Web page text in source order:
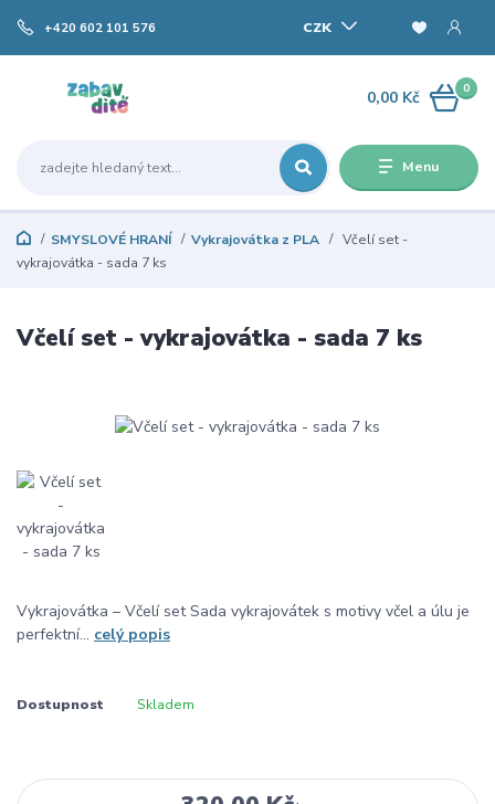
Menu
CZK
+420 602 101 576
0
0,00 Kč
SMYSLOVÉ HRANÍ Vykrajovátka z PLA
Včelí set -
vykrajovátka - sada 7 ks
Včelí set - vykrajovátka - sada 7 ks
Vykrajovátka – Včelí set Sada vykrajovátek s motivy včel a úlu je
perfektní... celý popis
Dostupnost Skladem